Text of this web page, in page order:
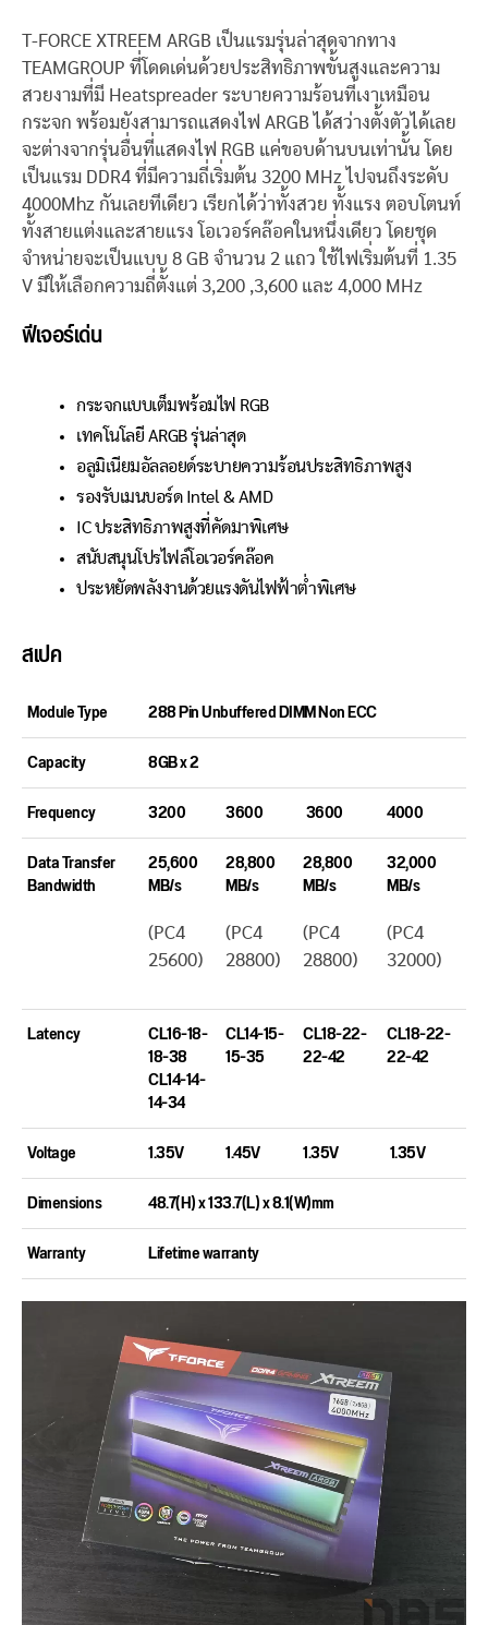
T-FORCE XTREEM ARGB เป็นแรมรุ่นล่าสุดจากทาง
TEAMGROUP ที่โดดเด่นด้วยประสิทธิภาพขั้นสูงและความ
สวยงามที่มี Heatspreader ระบายความร้อนที่เงาเหมือน
กระจก พร้อมยังสามารถแสดงไฟ ARGB ได้สว่างตั้งตัวได้เลย
จะต่างจากรุ่นอื่นที่แสดงไฟ RGB แค่ขอบด้านบนเท่านั้น โดย
เป็นแรม DDR4 ที่มีความถี่เริ่มต้น 3200 MHz ไปจนถึงระดับ
4000Mhz กันเลยทีเดียว เรียกได้ว่าทั้งสวย ทั้งแรง ตอบโตนท์
ทั้งสายแต่งและสายแรง โอเวอร์คล๊อคในหนึ่งเดียว โดยชุด
จำหน่ายจะเป็นแบบ 8 GB จำนวน 2 แถว ใช้ไฟเริ่มต้นที่ 1.35
V มีให้เลือกความถี่ตั้งแต่ 3,200 ,3,600 และ 4,000 MHz
ฟีเจอร์เด่น
กระจกแบบเต็มพร้อมไฟ RGB
เทคโนโลยี ARGB รุ่นล่าสุด
อลูมิเนียมอัลลอยด์ระบายความร้อนประสิทธิภาพสูง
รองรับเมนบอร์ด Intel & AMD
IC ประสิทธิภาพสูงที่คัดมาพิเศษ
สนับสนุนโปรไฟล์โอเวอร์คล๊อค
ประหยัดพลังงานด้วยแรงดันไฟฟ้าต่ำพิเศษ
สเปค
Module Type
288 Pin Unbuffered DIMM Non ECC
Capacity
8GB x 2
Frequency
3200 3600 3600
4000
Data Transfer
Bandwidth
25,600
MB/s
(PC4
25600)
28,800
MB/s
(PC4
28800)
28,800
MB/s
(PC4
28800)
32,000
MB/s
(PC4
32000)
Latency CL16-18-
18-38
CL14-14-
14-34
CL14-15-
15-35
CL18-22-
22-42
CL18-22-
22-42
Voltage 1.35V 1.45V 1.35V
1.35V
Dimensions
48.7(H) x 133.7(L) x 8.1(W)mm
Warranty
Lifetime warranty